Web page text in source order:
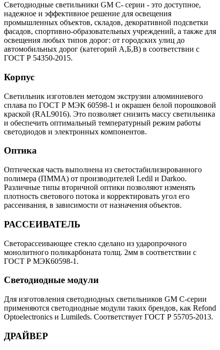
Светодиодные светильники GM С- серии - это доступное,
надежное и эффективное решение для освещения
промышленных объектов, складов, декоративной подсветки
фасадов, спортивно-образовательных учреждений, а также для
освещения любых типов дорог: от городских улиц до
автомобильных дорог (категорий А,Б,В) в соответствии с
ГОСТ Р 54350-2015.
Корпус
Cветильник изготовлен методом экструзии алюминиевого
сплава по ГОСТ Р МЭК 60598-1 и окрашен белой порошковой
краской (RAL9016). Это позволяет снизить массу светильника
и обеспечить оптимальный температурный режим работы
светодиодов и электронных компонентов.
Оптика
Оптическая часть выполнена из светостабилизированного
полимера (ПММА) от производителей Ledil и Darkoo.
Различные типы вторичной оптики позволяют изменять
плотность светового потока и корректировать угол его
рассеивания, в зависимости от назначения объектов.
РАССЕИВАТЕЛЬ
Светорассеивающее стекло сделано из ударопрочного
монолитного поликарбоната толщ. 2мм в соответствии с
ГОСТ Р МЭК60598-1.
Светодиодные модули
Для изготовления светодиодных светильников GM С-серии
применяются светодиодные модули таких брендов, как Refond
Optoelectronics и Lumileds. Соответствует ГОСТ Р 55705-2013.
ДРАЙВЕР